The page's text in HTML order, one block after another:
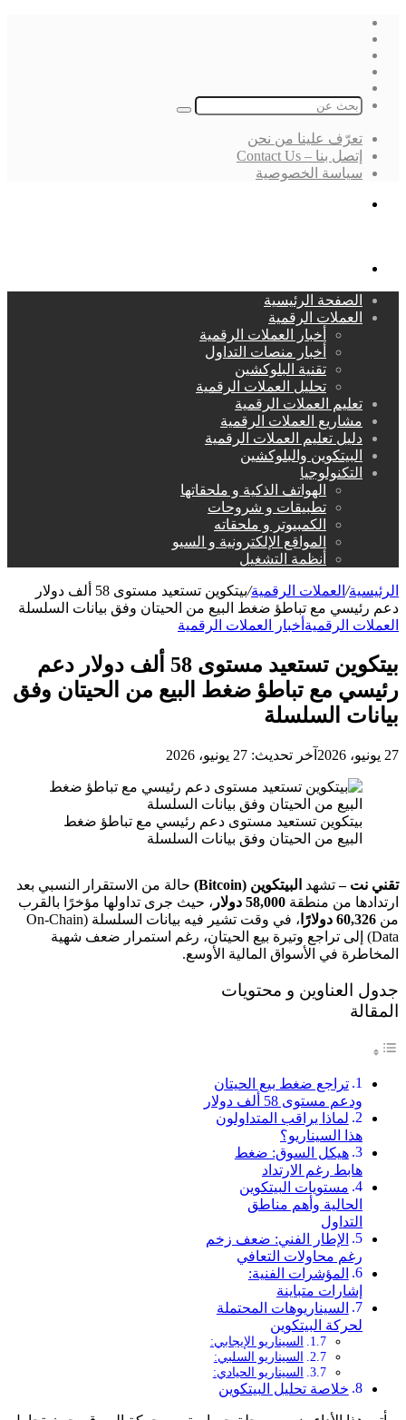
بحث
تعرّف علينا من نحن
إتصل بنا – Contact Us
سياسة الخصوصية
الصفحة الرئيسية
العملات الرقمية
أخبار العملات الرقمية
أخبار منصات التداول
تقنية البلوكشين
تحليل العملات الرقمية
تعليم العملات الرقمية
مشاريع العملات الرقمية
دليل تعليم العملات الرقمية
البيتكوين والبلوكشين
التكنولوجيا
الهواتف الذكية و ملحقاتها
تطبيقات و شروحات
الكمبيوتر و ملحقاته
المواقع الإلكترونية و السيو
أنظمة التشغيل
الرئيسية/ العملات الرقمية/
بيتكوين تستعيد مستوى 58 ألف دولار
دعم رئيسي مع تباطؤ ضغط البيع من الحيتان وفق بيانات السلسلة
العملات الرقمية أخبار العملات الرقمية
بيتكوين تستعيد مستوى 58 ألف دولار دعم
رئيسي مع تباطؤ ضغط البيع من الحيتان وفق
بيانات السلسلة
27 يونيو، 2026 آخر تحديث: 27 يونيو، 2026
بيتكوين تستعيد مستوى دعم رئيسي مع تباطؤ ضغط
البيع من الحيتان وفق بيانات السلسلة
تقني نت –تشهد البيتكوين (Bitcoin)
حالة من الاستقرار النسبي بعد
ارتدادها من منطقة 58,000 دولار
، حيث جرى تداولها مؤخرًا بالقرب
من 60,326 دولارًا
، في وقت تشير فيه بيانات السلسلة (On-Chain
Data) إلى تراجع وتيرة بيع الحيتان، رغم استمرار ضعف شهية
المخاطرة في الأسواق المالية الأوسع.
جدول العناوين و محتويات
المقالة
تراجع ضغط بيع الحيتان
ودعم مستوى 58 ألف دولار
لماذا يراقب المتداولون
هذا السيناريو؟
هيكل السوق: ضغط
هابط رغم الارتداد
مستويات البيتكوين
الحالية وأهم مناطق
التداول
الإطار الفني: ضعف زخم
رغم محاولات التعافي
المؤشرات الفنية:
إشارات متباينة
السيناريوهات المحتملة
لحركة البيتكوين
السيناريو الإيجابي:
السيناريو السلبي:
السيناريو الحيادي:
خلاصة تحليل البيتكوين